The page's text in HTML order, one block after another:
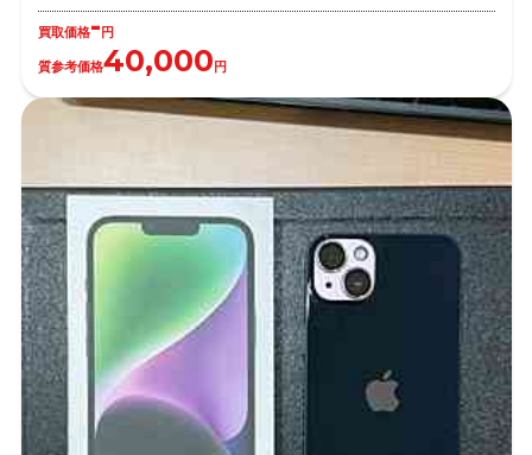
買取価格- 円
質参考価格40,000 円